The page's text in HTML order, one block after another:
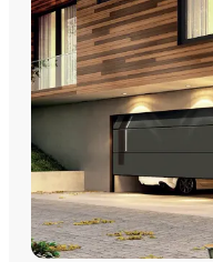
pose par les équipes
DÉCOUVRIR